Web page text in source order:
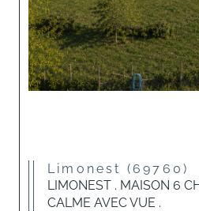
Limonest (69760)
LIMONEST . MAISON 6
CALME AVEC VUE .